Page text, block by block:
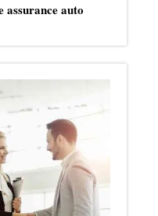
assurance auto